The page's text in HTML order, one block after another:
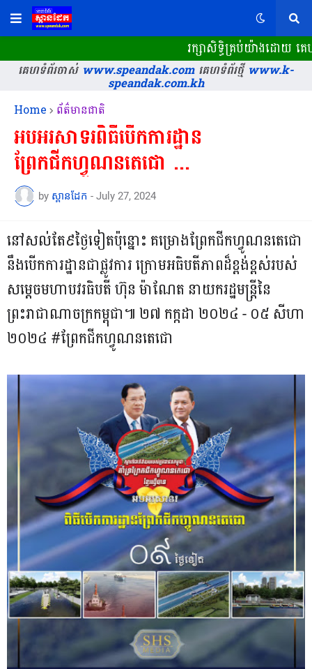
រក្សាសិទ្ធិគ្រប់យ៉ាងដោយ
គេហទំព័រចាស់www.speandak.comគេហទំព័រថ្មីwww.k-
speandak.com.kh
Home ព័ត៌មានជាតិ
អបអរសាទរពិធីបើកការដ្ឋាន
ព្រែកជីកហ្វូណនតេជោ ...
by ស្ពានដែក - July 27, 2024
នៅសល់តែ៩ថ្ងៃទៀតប៉ុន្នោះ គម្រោងព្រែកជីកហ្វូណនតេជោ
នឹងបើកការដ្ឋានជាផ្លូវការ ក្រោមអធិបតីភាពដ៏ខ្ពង់ខ្ពស់របស់
សម្ដេចមហាបវរធិបតី ហ៊ុន ម៉ាណែត នាយករដ្ឋមន្ត្រីនៃ
ព្រះរាជាណាចក្រកម្ពុជា៕ ២៧ កក្កដា ២០២៤ - ០៥ សីហា
២០២៤ #ព្រែកជីកហ្វូណនតេជោ